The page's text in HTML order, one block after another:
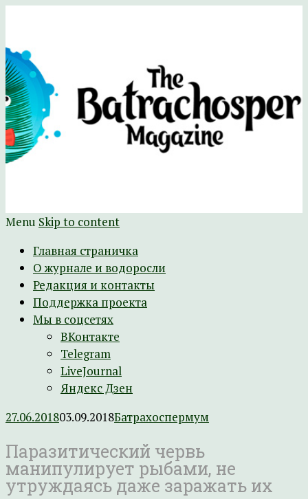
The Batrachospermum Magazine
Батрахоспермум (официальный сайт)
Menu Skip to content
Главная страничка
О журнале и водоросли
Редакция и контакты
Поддержка проекта
Мы в соцсетях
ВКонтакте
Telegram
LiveJournal
Яндекс Дзен
27.06.201803.09.2018Батрахоспермум
Паразитический червь
манипулирует рыбами, не
утруждаясь даже заражать их